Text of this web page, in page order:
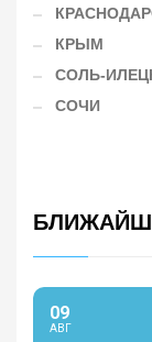
КРЫМ
СОЛЬ-
СОЧИ
09
АВГ